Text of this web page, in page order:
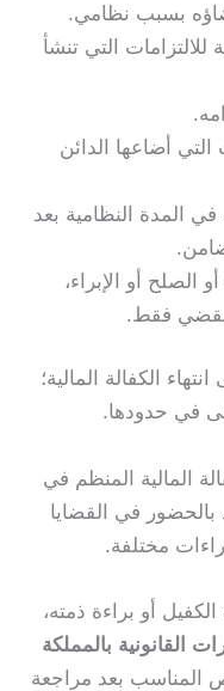
بسبب نظامي.
للالتزامات التي تنشأ
أضاعها الدائن
في المدة النظامية بعد
الصلح أو الإبراء،
فقط.
الكفالة المالية؛
في حدودها.
المالية المنظم في
بالحضور في القضايا
مختلفة.
أو براءة ذمته،
القانونية بالمملكة
المناسب بعد مراجعة